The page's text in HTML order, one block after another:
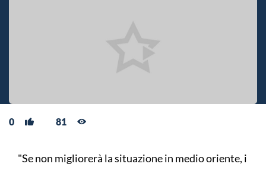
0 81
"Se non migliorerà la situazione in medio oriente, i